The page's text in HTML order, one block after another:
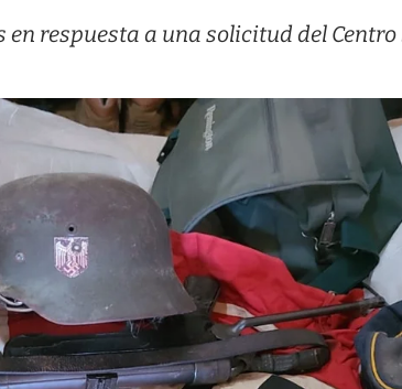
en respuesta a una solicitud del Centro